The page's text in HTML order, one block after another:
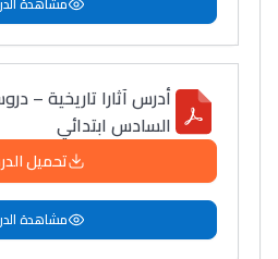
الطولي، ملاك البردع
كتحكي على تجربتها
فالرّياضة و الدّراسة
أدرس آثارا تاريخية –
السادس ابتدائي
تحميل
مشاهدة